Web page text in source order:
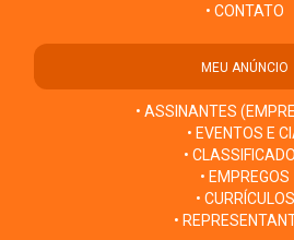
• CONTATO
MEU ANÚNCIO
• ASSINANTES
• EVENTOS E
•
• EMPREGOS
• CURRÍCULOS
•